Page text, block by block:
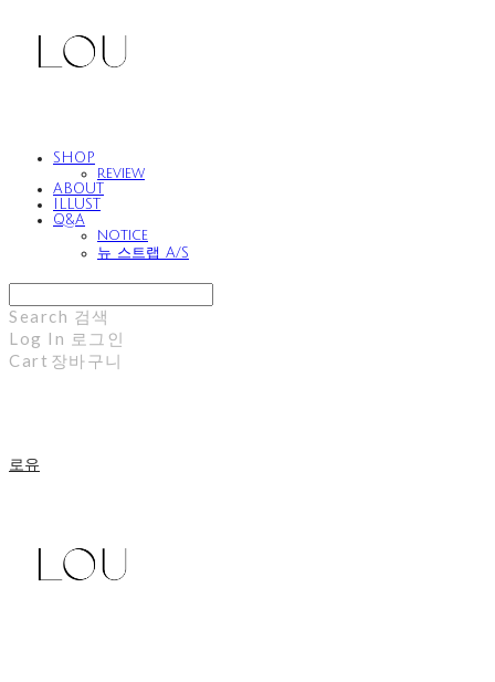
SHOP
review
ABOUT
ILLUST
Q&A
notice
뉴 스트랩 A/S
Search 검색
Log In 로그인
Cart 장바구니
로유